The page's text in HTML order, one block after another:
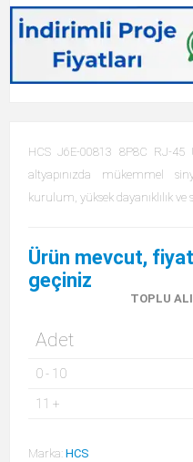
HCS J6E-00813 8P8C RJ-
altyapınızda mükemmel
kurulum, yüksek dayanıklılık
Ürün mevcut,
geçiniz
TOPLU
Adet
0- 10
11 +
Marka: HCS